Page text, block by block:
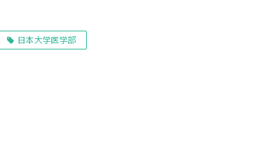
日本大学医学部